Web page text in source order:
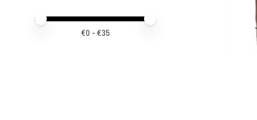
Minimale prijswaarde
Price maximum value
€0 - €35